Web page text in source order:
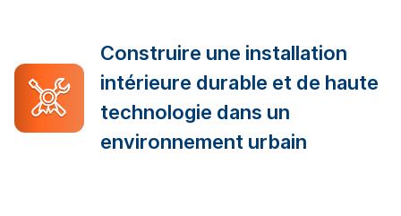
Construire une installation
intérieure durable et de haute
technologie dans un
environnement urbain